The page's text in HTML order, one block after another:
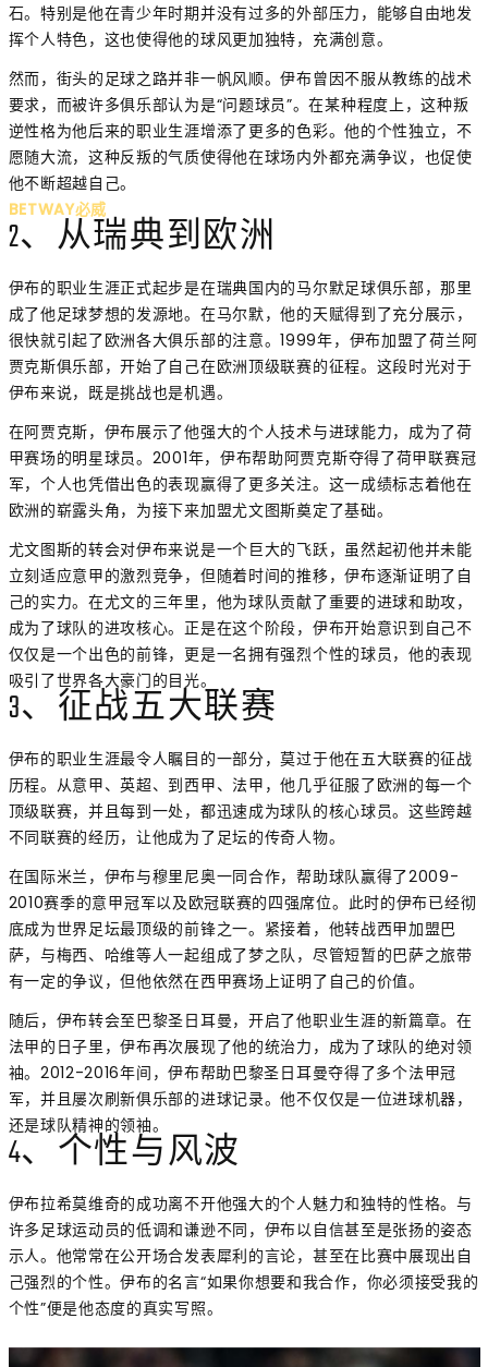
石。特别是他在青少年时期并没有过多的外部压力，能够自由地发
挥个人特色，这也使得他的球风更加独特，充满创意。
然而，街头的足球之路并非一帆风顺。伊布曾因不服从教练的战术
要求，而被许多俱乐部认为是“问题球员”。在某种程度上，这种叛
逆性格为他后来的职业生涯增添了更多的色彩。他的个性独立，不
愿随大流，这种反叛的气质使得他在球场内外都充满争议，也促使
他不断超越自己。
BETWAY必威
2、从瑞典到欧洲
伊布的职业生涯正式起步是在瑞典国内的马尔默足球俱乐部，那里
成了他足球梦想的发源地。在马尔默，他的天赋得到了充分展示，
很快就引起了欧洲各大俱乐部的注意。1999年，伊布加盟了荷兰阿
贾克斯俱乐部，开始了自己在欧洲顶级联赛的征程。这段时光对于
伊布来说，既是挑战也是机遇。
在阿贾克斯，伊布展示了他强大的个人技术与进球能力，成为了荷
甲赛场的明星球员。2001年，伊布帮助阿贾克斯夺得了荷甲联赛冠
军，个人也凭借出色的表现赢得了更多关注。这一成绩标志着他在
欧洲的崭露头角，为接下来加盟尤文图斯奠定了基础。
尤文图斯的转会对伊布来说是一个巨大的飞跃，虽然起初他并未能
立刻适应意甲的激烈竞争，但随着时间的推移，伊布逐渐证明了自
己的实力。在尤文的三年里，他为球队贡献了重要的进球和助攻，
成为了球队的进攻核心。正是在这个阶段，伊布开始意识到自己不
仅仅是一个出色的前锋，更是一名拥有强烈个性的球员，他的表现
吸引了世界各大豪门的目光。
3、征战五大联赛
伊布的职业生涯最令人瞩目的一部分，莫过于他在五大联赛的征战
历程。从意甲、英超、到西甲、法甲，他几乎征服了欧洲的每一个
顶级联赛，并且每到一处，都迅速成为球队的核心球员。这些跨越
不同联赛的经历，让他成为了足坛的传奇人物。
在国际米兰，伊布与穆里尼奥一同合作，帮助球队赢得了2009-
2010赛季的意甲冠军以及欧冠联赛的四强席位。此时的伊布已经彻
底成为世界足坛最顶级的前锋之一。紧接着，他转战西甲加盟巴
萨，与梅西、哈维等人一起组成了梦之队，尽管短暂的巴萨之旅带
有一定的争议，但他依然在西甲赛场上证明了自己的价值。
随后，伊布转会至巴黎圣日耳曼，开启了他职业生涯的新篇章。在
法甲的日子里，伊布再次展现了他的统治力，成为了球队的绝对领
袖。2012-2016年间，伊布帮助巴黎圣日耳曼夺得了多个法甲冠
军，并且屡次刷新俱乐部的进球记录。他不仅仅是一位进球机器，
还是球队精神的领袖。
4、个性与风波
伊布拉希莫维奇的成功离不开他强大的个人魅力和独特的性格。与
许多足球运动员的低调和谦逊不同，伊布以自信甚至是张扬的姿态
示人。他常常在公开场合发表犀利的言论，甚至在比赛中展现出自
己强烈的个性。伊布的名言“如果你想要和我合作，你必须接受我的
个性”便是他态度的真实写照。